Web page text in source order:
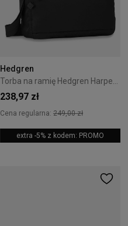
Hedgren
Torba na ramię Hedgren Harpers 5,7L Black
238,97 zł
Cena regularna: 249,00 zł
extra -5% z kodem: PROMO